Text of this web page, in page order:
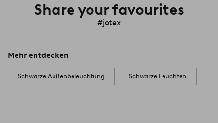
Share your favourites
#jotex
Mehr entdecken
Schwarze Außenbeleuchtung Schwarze Leuchten